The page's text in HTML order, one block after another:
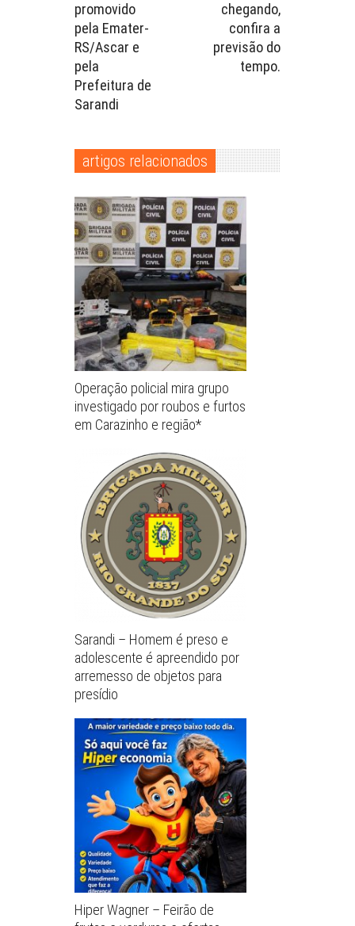
promovido
pela Emater-
RS/Ascar e
pela
Prefeitura de
Sarandi
chegando,
confira a
previsão do
tempo.
artigos relacionados
Operação policial mira grupo
investigado por roubos e furtos
em Carazinho e região*
Sarandi – Homem é preso e
adolescente é apreendido por
arremesso de objetos para
presídio
Hiper Wagner – Feirão de